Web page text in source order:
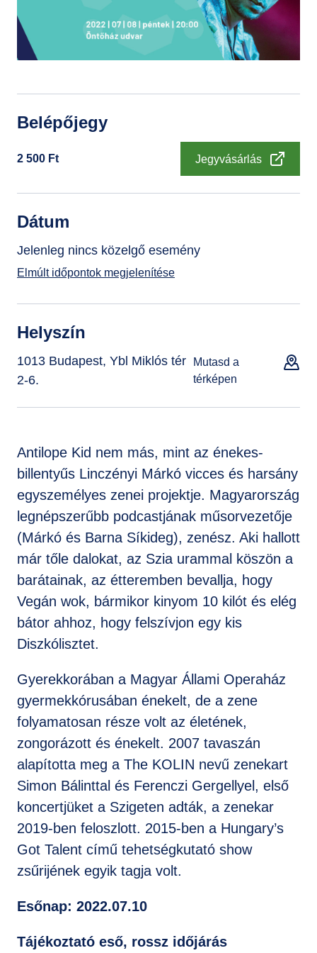
Belépőjegy
2 500 Ft Jegyvásárlás
Dátum
Jelenleg nincs közelgő esemény
Elmúlt időpontok megjelenítése
Helyszín
1013 Budapest, Ybl Miklós tér
2-6.
Mutasd a
térképen
Antilope Kid nem más, mint az énekes-
billentyűs Linczényi Márkó vicces és harsány
egyszemélyes zenei projektje. Magyarország
legnépszerűbb podcastjának műsorvezetője
(Márkó és Barna Síkideg), zenész. Aki hallott
már tőle dalokat, az Szia urammal köszön a
barátainak, az étteremben bevallja, hogy
Vegán wok, bármikor kinyom 10 kilót és elég
bátor ahhoz, hogy felszívjon egy kis
Diszkólisztet.
Gyerekkorában a Magyar Állami Operaház
gyermekkórusában énekelt, de a zene
folyamatosan része volt az életének,
zongorázott és énekelt. 2007 tavaszán
alapította meg a The KOLIN nevű zenekart
Simon Bálinttal és Ferenczi Gergellyel, első
koncertjüket a Szigeten adták, a zenekar
2019-ben feloszlott. 2015-ben a Hungary’s
Got Talent című tehetségkutató show
zsűrijének egyik tagja volt.
Esőnap: 2022.07.10
Tájékoztató eső, rossz időjárás